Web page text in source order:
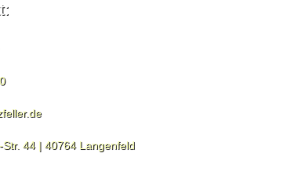
Str. 44 | 40764 Langenfeld